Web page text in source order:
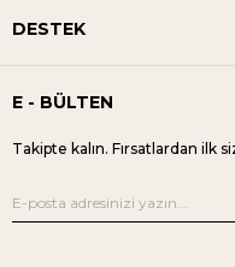
DESTEK
E - BÜLTEN
Takipte kalın. Fırsatlardan ilk